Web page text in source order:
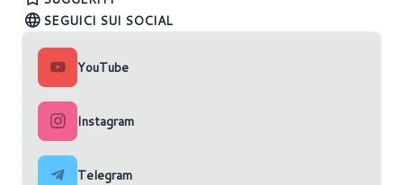
SEGUICI SUI SOCIAL
YouTube
Instagram
Telegram